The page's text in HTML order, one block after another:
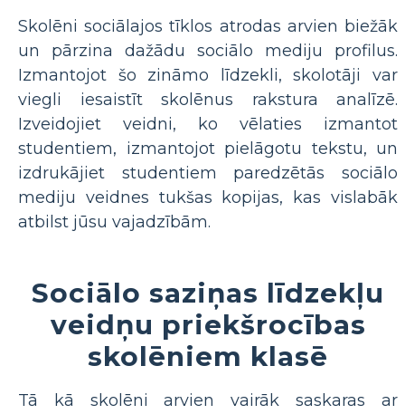
Skolēni sociālajos tīklos atrodas arvien biežāk
un pārzina dažādu sociālo mediju profilus.
Izmantojot šo zināmo līdzekli, skolotāji var
viegli iesaistīt skolēnus rakstura analīzē.
Izveidojiet veidni, ko vēlaties izmantot
studentiem, izmantojot pielāgotu tekstu, un
izdrukājiet studentiem paredzētās sociālo
mediju veidnes tukšas kopijas, kas vislabāk
atbilst jūsu vajadzībām.
Sociālo saziņas līdzekļu
veidņu priekšrocības
skolēniem klasē
Tā kā skolēni arvien vairāk saskaras ar